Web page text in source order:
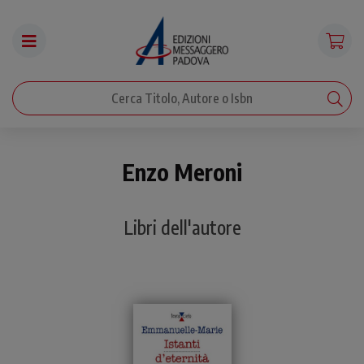
Enzo Meroni
Libri dell'autore